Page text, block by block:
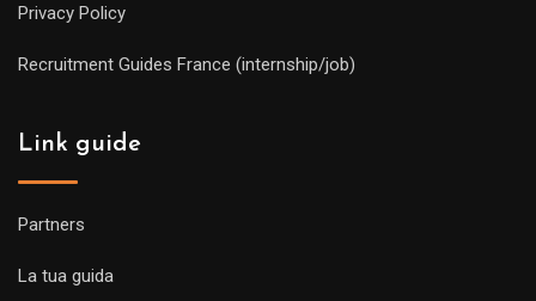
Privacy Policy
Recruitment Guides France (internship/job)
Link guide
Partners
La tua guida